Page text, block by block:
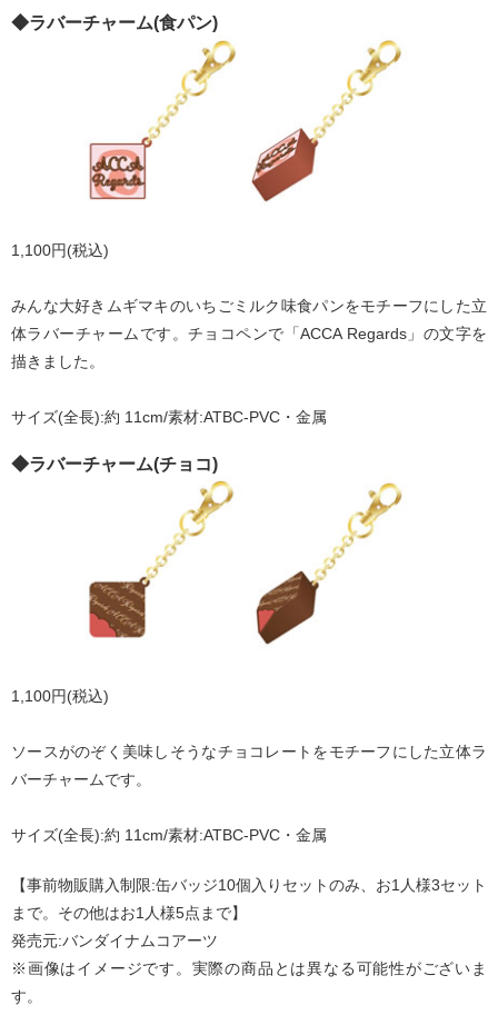
◆ラバーチャーム(食パン)
1,100円(税込)
みんな大好きムギマキのいちごミルク味食パンをモチーフにした立
体ラバーチャームです。チョコペンで「ACCA Regards」の文字を
描きました。
サイズ(全長):約 11cm/素材:ATBC-PVC・金属
◆ラバーチャーム(チョコ)
1,100円(税込)
ソースがのぞく美味しそうなチョコレートをモチーフにした立体ラ
バーチャームです。
サイズ(全長):約 11cm/素材:ATBC-PVC・金属
【事前物販購入制限:缶バッジ10個入りセットのみ、お1人様3セット
まで。その他はお1人様5点まで】
発売元:バンダイナムコアーツ
※画像はイメージです。実際の商品とは異なる可能性がございま
す。